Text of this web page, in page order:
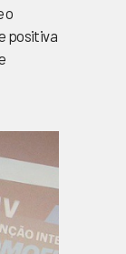
o
positiva